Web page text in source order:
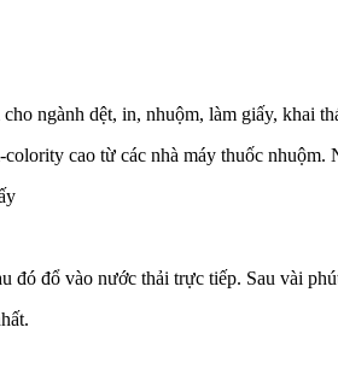
ngành dệt, in, nhuộm, làm giấy, khai
cao từ các nhà máy thuốc
đổ vào nước thải trực tiếp. Sau vài